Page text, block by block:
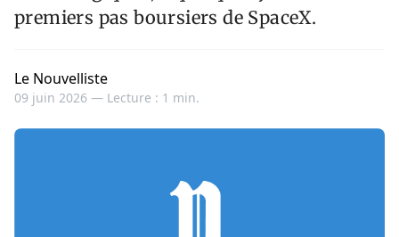
premiers pas boursiers de SpaceX.
Le Nouvelliste
09 juin 2026 — Lecture : 1 min.